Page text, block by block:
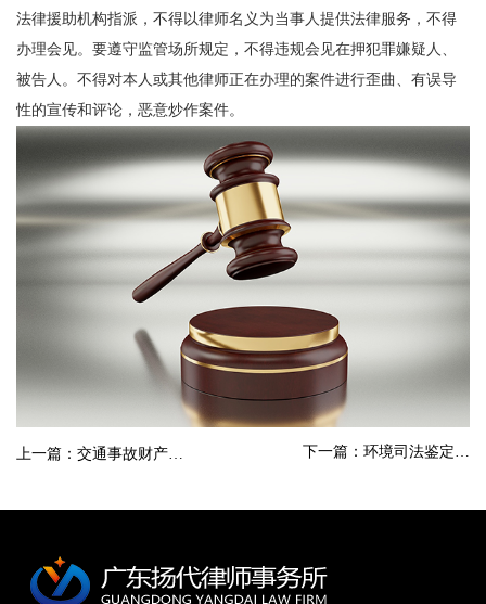
法律援助机构指派，不得以律师名义为当事人提供法律服务，不得
办理会见。要遵守监管场所规定，不得违规会见在押犯罪嫌疑人、
被告人。不得对本人或其他律师正在办理的案件进行歪曲、有误导
性的宣传和评论，恶意炒作案件。
上一篇：交通事故财产… 下一篇：环境司法鉴定…